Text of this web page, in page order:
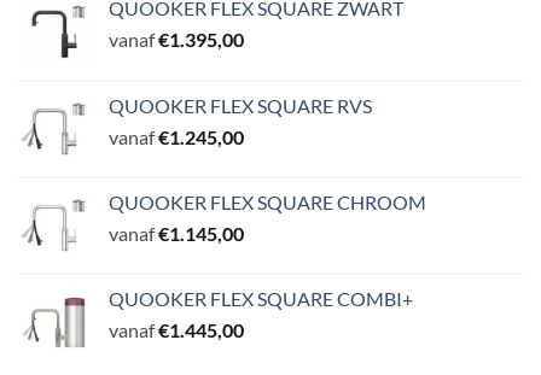
QUOOKER FLEX SQUARE ZWART
vanaf€1.395,00
QUOOKER FLEX SQUARE RVS
vanaf€1.245,00
QUOOKER FLEX SQUARE CHROOM
vanaf€1.145,00
QUOOKER FLEX SQUARE COMBI+
vanaf€1.445,00